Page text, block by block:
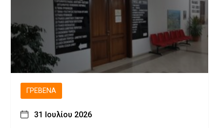
ΓΡΕΒΕΝΆ
31 Ιουλίου 2026